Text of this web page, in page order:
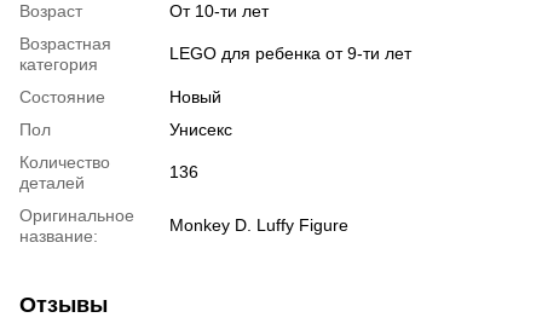
Возраст
От 10-ти лет
Возрастная
категория
LEGO для ребенка от 9-ти лет
Состояние
Новый
Пол
Унисекс
Количество
деталей
136
Оригинальное
название:
Monkey D. Luffy Figure
Отзывы